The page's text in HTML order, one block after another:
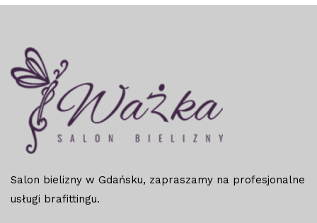
Salon bielizny w Gdańsku, zapraszamy na profesjonalne
usługi brafittingu.